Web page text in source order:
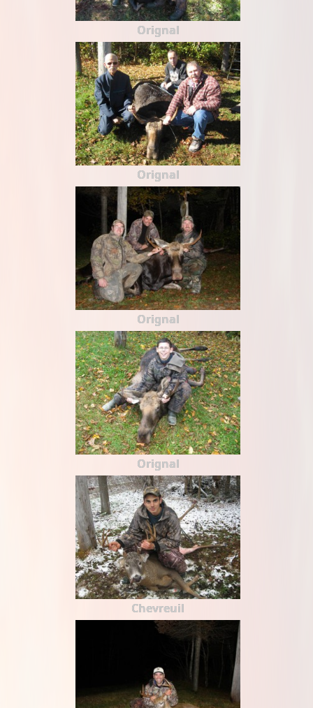
Orignal
Orignal
Orignal
Orignal
Chevreuil